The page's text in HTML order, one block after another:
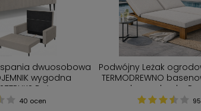
12
ZESTAW MEBLI OGRODOWYCH PREMIUM
DREWNO TERMO U + STOLIK + PODUSZKI
SOFA NA TARAS / Narożnik U
149 ocen